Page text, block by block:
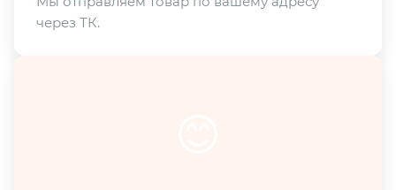
через ТК.